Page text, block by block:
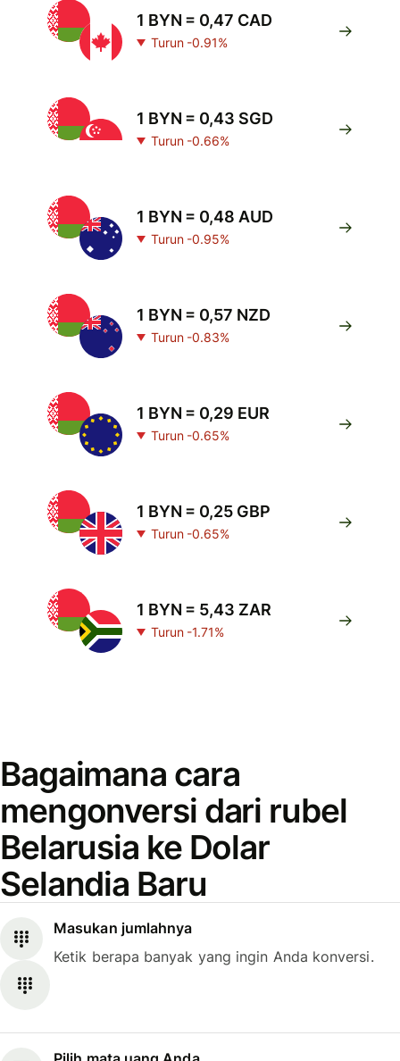
1 BYN = 0,47 CAD
Turun -0.91%
1 BYN = 0,43 SGD
Turun -0.66%
1 BYN = 0,48 AUD
Turun -0.95%
1 BYN = 0,57 NZD
Turun -0.83%
1 BYN = 0,29 EUR
Turun -0.65%
1 BYN = 0,25 GBP
Turun -0.65%
1 BYN = 5,43 ZAR
Turun -1.71%
Bagaimana cara
mengonversi dari rubel
Belarusia ke Dolar
Selandia Baru
Masukan jumlahnya
Ketik berapa banyak yang ingin Anda konversi.